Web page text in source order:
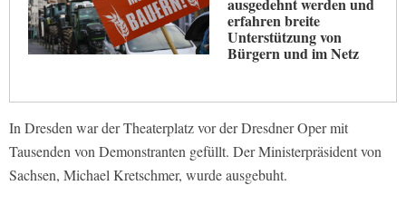
erfahren breite
Unterstützung von
Bürgern und im Netz
In Dresden war der Theaterplatz vor der Dresdner Oper mit
Tausenden von Demonstranten gefüllt. Der Ministerpräsident von
Sachsen, Michael Kretschmer, wurde ausgebuht.